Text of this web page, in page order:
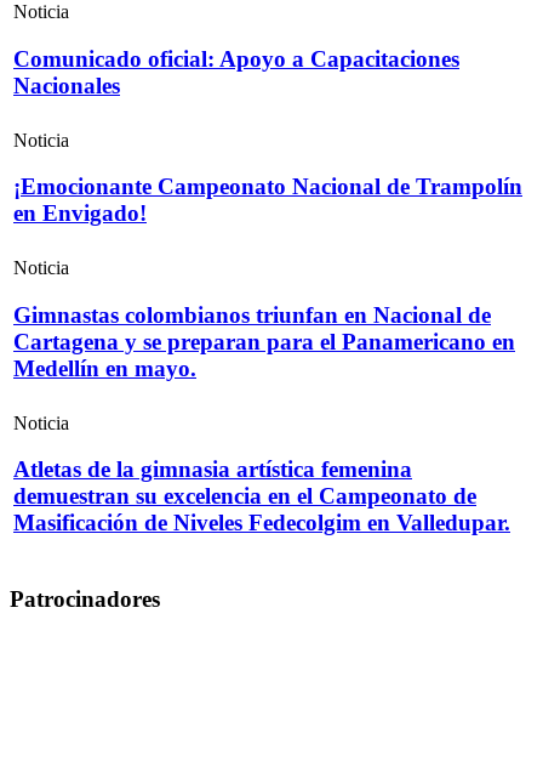
Noticia
Comunicado oficial: Apoyo a Capacitaciones
Nacionales
Noticia
¡Emocionante Campeonato Nacional de Trampolín
en Envigado!
Noticia
Gimnastas colombianos triunfan en Nacional de
Cartagena y se preparan para el Panamericano en
Medellín en mayo.
Noticia
Atletas de la gimnasia artística femenina
demuestran su excelencia en el Campeonato de
Masificación de Niveles Fedecolgim en Valledupar.
Patrocinadores